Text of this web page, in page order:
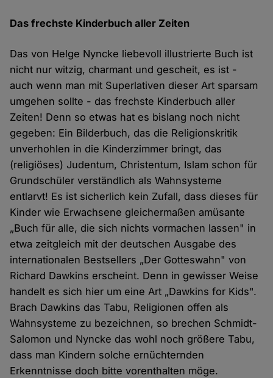
Das frechste Kinderbuch aller Zeiten
Das von Helge Nyncke liebevoll illustrierte Buch ist
nicht nur witzig, charmant und gescheit, es ist -
auch wenn man mit Superlativen dieser Art sparsam
umgehen sollte - das frechste Kinderbuch aller
Zeiten! Denn so etwas hat es bislang noch nicht
gegeben: Ein Bilderbuch, das die Religionskritik
unverhohlen in die Kinderzimmer bringt, das
(religiöses) Judentum, Christentum, Islam schon für
Grundschüler verständlich als Wahnsysteme
entlarvt! Es ist sicherlich kein Zufall, dass dieses für
Kinder wie Erwachsene gleichermaßen amüsante
„Buch für alle, die sich nichts vormachen lassen" in
etwa zeitgleich mit der deutschen Ausgabe des
internationalen Bestsellers „Der Gotteswahn" von
Richard Dawkins erscheint. Denn in gewisser Weise
handelt es sich hier um eine Art „Dawkins for Kids".
Brach Dawkins das Tabu, Religionen offen als
Wahnsysteme zu bezeichnen, so brechen Schmidt-
Salomon und Nyncke das wohl noch größere Tabu,
dass man Kindern solche ernüchternden
Erkenntnisse doch bitte vorenthalten möge.